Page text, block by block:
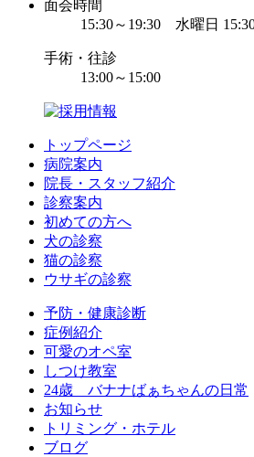
面会時間
15:30～19:30 水曜日
手術・往診
13:00～15:00
トップページ
病院案内
院長・スタッフ紹介
診察案内
初めての方へ
犬の診察
猫の診察
ウサギの診察
予防・健康診断
症例紹介
可愛のオペ室
しつけ教室
24歳 バナナばぁちゃんの日常
お知らせ
トリミング・ホテル
ブログ